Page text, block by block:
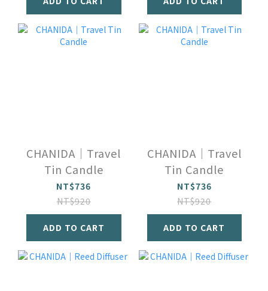
CHANIDA｜Travel
Tin Candle
NT$736
NT$920
ADD TO CART
CHANIDA｜Travel
Tin Candle
NT$736
NT$920
ADD TO CART